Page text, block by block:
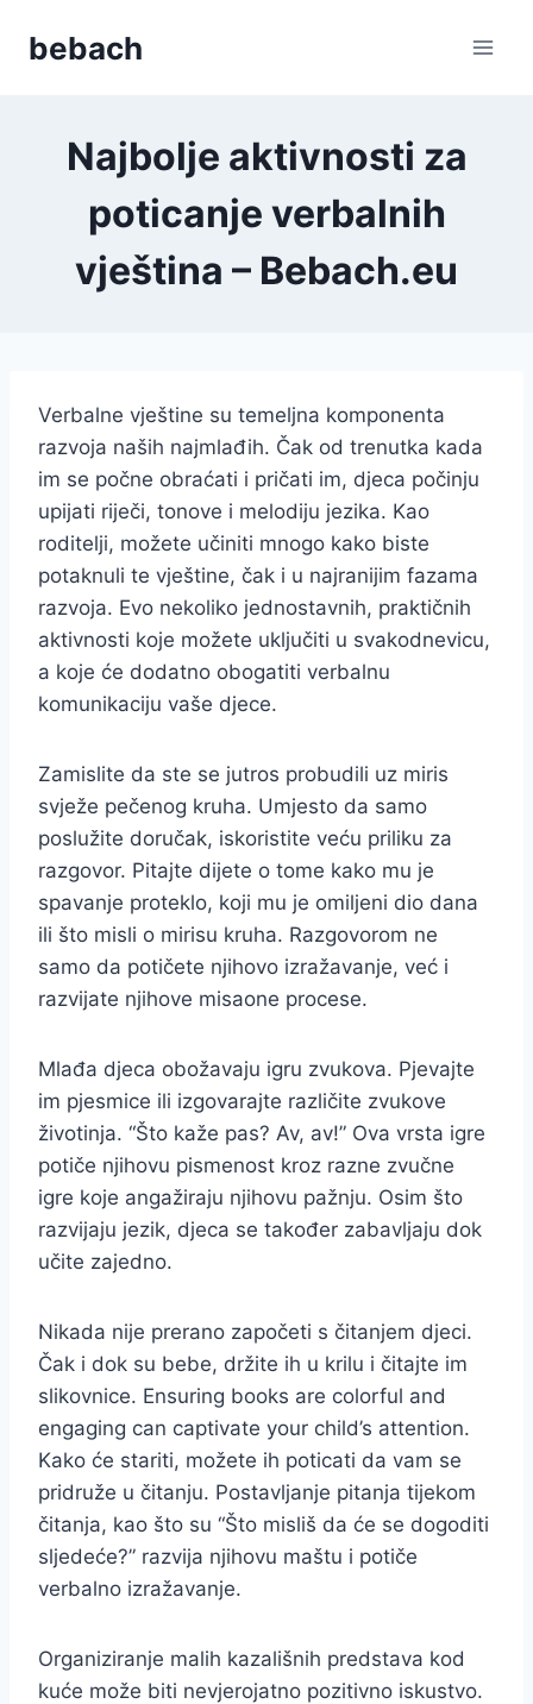
bebach
Najbolje aktivnosti za
poticanje verbalnih
vještina – Bebach.eu
Verbalne vještine su temeljna komponenta
razvoja naših najmlađih. Čak od trenutka kada
im se počne obraćati i pričati im, djeca počinju
upijati riječi, tonove i melodiju jezika. Kao
roditelji, možete učiniti mnogo kako biste
potaknuli te vještine, čak i u najranijim fazama
razvoja. Evo nekoliko jednostavnih, praktičnih
aktivnosti koje možete uključiti u svakodnevicu,
a koje će dodatno obogatiti verbalnu
komunikaciju vaše djece.
Zamislite da ste se jutros probudili uz miris
svježe pečenog kruha. Umjesto da samo
poslužite doručak, iskoristite veću priliku za
razgovor. Pitajte dijete o tome kako mu je
spavanje proteklo, koji mu je omiljeni dio dana
ili što misli o mirisu kruha. Razgovorom ne
samo da potičete njihovo izražavanje, već i
razvijate njihove misaone procese.
Mlađa djeca obožavaju igru zvukova. Pjevajte
im pjesmice ili izgovarajte različite zvukove
životinja. “Što kaže pas? Av, av!” Ova vrsta igre
potiče njihovu pismenost kroz razne zvučne
igre koje angažiraju njihovu pažnju. Osim što
razvijaju jezik, djeca se također zabavljaju dok
učite zajedno.
Nikada nije prerano započeti s čitanjem djeci.
Čak i dok su bebe, držite ih u krilu i čitajte im
slikovnice. Ensuring books are colorful and
engaging can captivate your child’s attention.
Kako će stariti, možete ih poticati da vam se
pridruže u čitanju. Postavljanje pitanja tijekom
čitanja, kao što su “Što misliš da će se dogoditi
sljedeće?” razvija njihovu maštu i potiče
verbalno izražavanje.
Organiziranje malih kazališnih predstava kod
kuće može biti nevjerojatno pozitivno iskustvo.